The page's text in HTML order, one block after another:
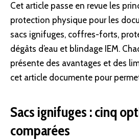
Cet article passe en revue les
protection physique pour les
sacs ignifuges, coffres-forts,
dégâts d’eau et blindage IEM.
présente des avantages et des
cet article documente pour
Sacs ignifuges : cinq
comparées